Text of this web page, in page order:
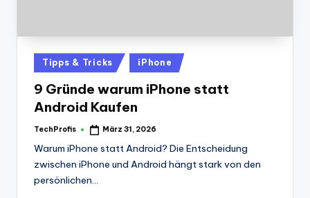
Posted
in
Tipps & Tricks iPhone
9 Gründe warum iPhone statt
Android Kaufen
Posted
TechProfis März 31, 2026
Warum iPhone statt Android? Die Entscheidung
zwischen iPhone und Android hängt stark von den
persönlichen…